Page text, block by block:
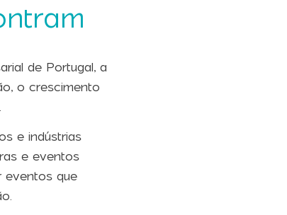
de Portugal, a
o crescimento
e indústrias
e eventos
eventos que